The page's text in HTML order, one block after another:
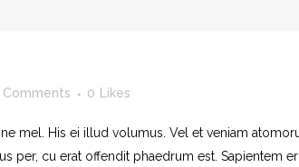
Comments 0 Likes
mel. His ei illud volumus. Vel et veniam
per, cu erat offendit phaedrum est. Sapientem